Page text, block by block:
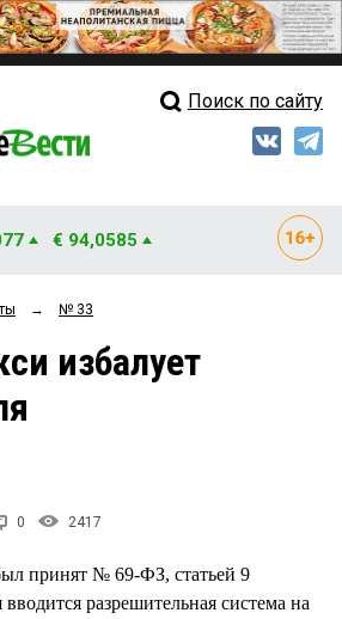
Свежий выпуск
Рейтинги
Поиск по сайту
€ 94,0585
→ № 33
избалует
0 2417
принят № 69-ФЗ, статьей 9
вводится разрешительная система на